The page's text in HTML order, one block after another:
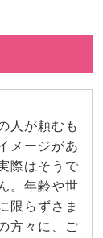
人が頼むも
メージがあ
際はそうで
。年齢や世
限らずさま
方々に、ご